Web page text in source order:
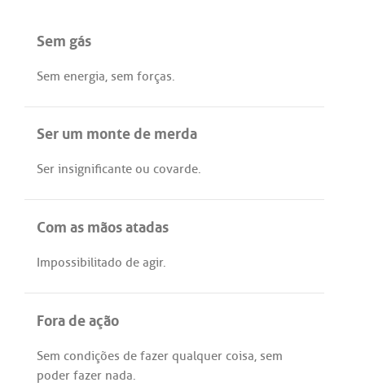
Sem gás
Sem energia, sem forças.
Ser um monte de merda
Ser insignificante ou covarde.
Com as mãos atadas
Impossibilitado de agir.
Fora de ação
Sem condições de fazer qualquer coisa, sem
poder fazer nada.